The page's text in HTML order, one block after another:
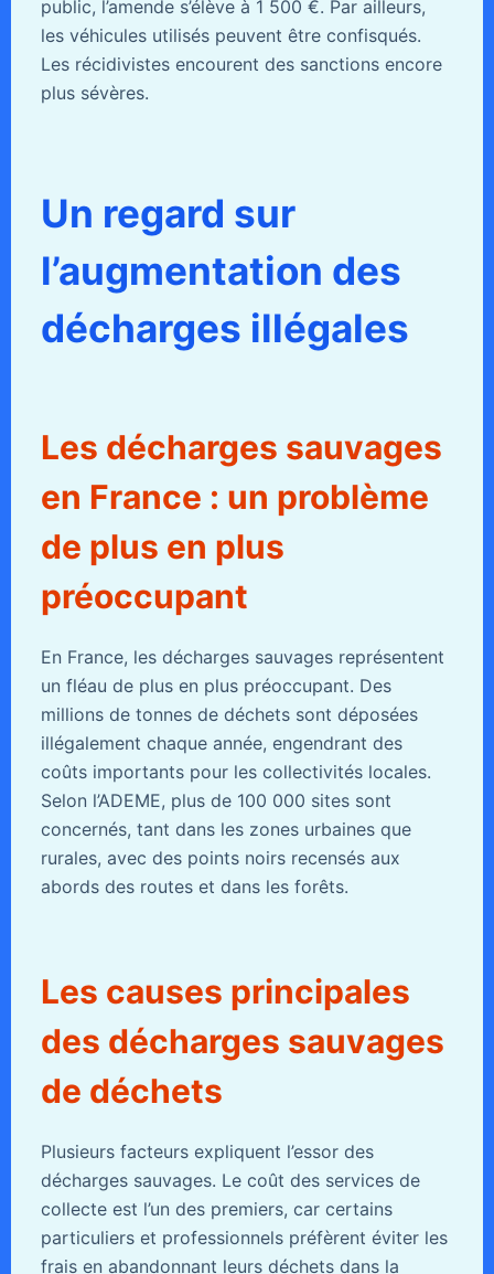
public, l’amende s’élève à 1 500 €. Par ailleurs,
les véhicules utilisés peuvent être confisqués.
Les récidivistes encourent des sanctions encore
plus sévères.
Un regard sur
l’augmentation des
décharges illégales
Les décharges sauvages
en France : un problème
de plus en plus
préoccupant
En France, les décharges sauvages représentent
un fléau de plus en plus préoccupant. Des
millions de tonnes de déchets sont déposées
illégalement chaque année, engendrant des
coûts importants pour les collectivités locales.
Selon l’ADEME, plus de 100 000 sites sont
concernés, tant dans les zones urbaines que
rurales, avec des points noirs recensés aux
abords des routes et dans les forêts.
Les causes principales
des décharges sauvages
de déchets
Plusieurs facteurs expliquent l’essor des
décharges sauvages. Le coût des services de
collecte est l’un des premiers, car certains
particuliers et professionnels préfèrent éviter les
frais en abandonnant leurs déchets dans la